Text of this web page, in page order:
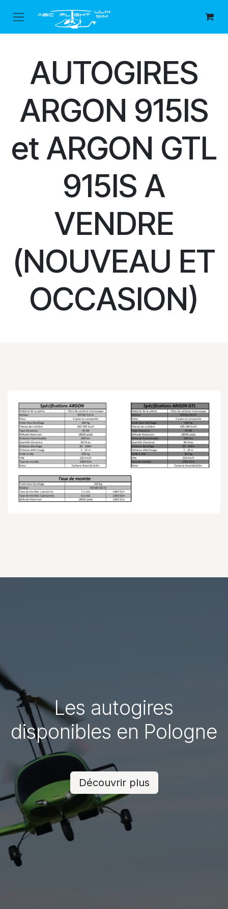
Se rendre au contenu
AUTOGIRES
ARGON 915IS
et ARGON GTL
915IS A
VENDRE
(NOUVEAU ET
OCCASION)
Les autogires
disponibles en Pologne
Découvrir plus